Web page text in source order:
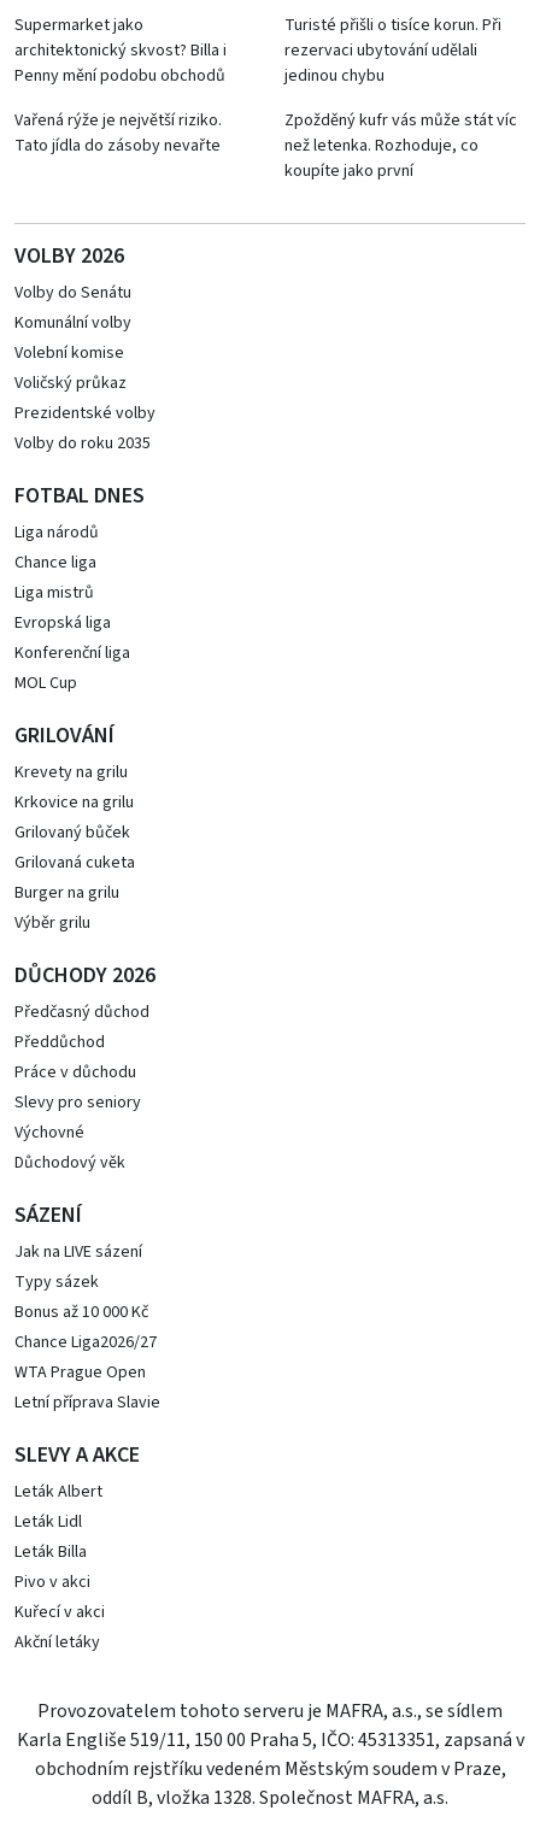
Supermarket jako
architektonický skvost? Billa i
Penny mění podobu obchodů
Turisté přišli o tisíce korun. Při
rezervaci ubytování udělali
jedinou chybu
Vařená rýže je největší riziko.
Tato jídla do zásoby nevařte
Zpožděný kufr vás může stát víc
než letenka. Rozhoduje, co
koupíte jako první
VOLBY 2026
Volby do Senátu
Komunální volby
Volební komise
Voličský průkaz
Prezidentské volby
Volby do roku 2035
FOTBAL DNES
Liga národů
Chance liga
Liga mistrů
Evropská liga
Konferenční liga
MOL Cup
GRILOVÁNÍ
Krevety na grilu
Krkovice na grilu
Grilovaný bůček
Grilovaná cuketa
Burger na grilu
Výběr grilu
DŮCHODY 2026
Předčasný důchod
Předdůchod
Práce v důchodu
Slevy pro seniory
Výchovné
Důchodový věk
SÁZENÍ
Jak na LIVE sázení
Typy sázek
Bonus až 10 000 Kč
Chance Liga2026/27
WTA Prague Open
Letní příprava Slavie
SLEVY A AKCE
Leták Albert
Leták Lidl
Leták Billa
Pivo v akci
Kuřecí v akci
Akční letáky
Provozovatelem tohoto serveru je MAFRA, a.s., se sídlem
Karla Engliše 519/11, 150 00 Praha 5, IČO: 45313351, zapsaná v
obchodním rejstříku vedeném Městským soudem v Praze,
oddíl B, vložka 1328. Společnost MAFRA, a.s.